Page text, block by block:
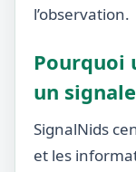
l’observation.
Pourquoi
un
SignalNids
et les